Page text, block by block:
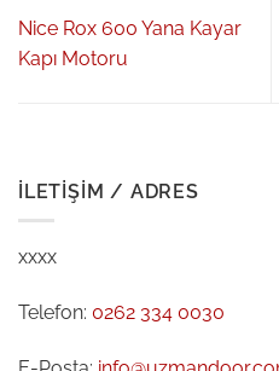
Nice Rox 600 Yana Kayar
Kapı Motoru
İLETIŞIM / ADRES
xxxx
Telefon: 0262 334 0030